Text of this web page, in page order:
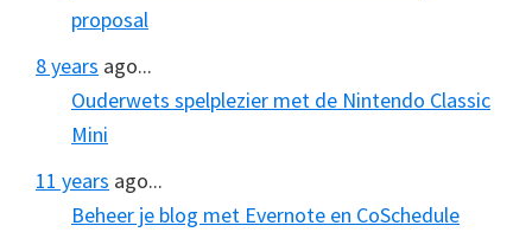
proposal
8 years ago...
Ouderwets spelplezier met de Nintendo Classic
Mini
11 years ago...
Beheer je blog met Evernote en CoSchedule